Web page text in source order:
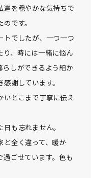
達を穏やかな気持ちで
です。
トでしたが、一つ一つ
り、時には一緒に悩ん
らしができるよう細か
謝しています。
いとこまで丁寧に伝え
も忘れません。
と全く違って、暖か
過ごせています。色も